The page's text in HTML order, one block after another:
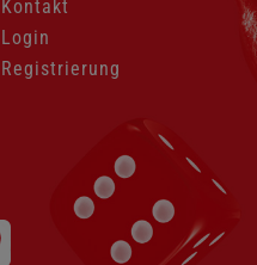
Kontakt
Login
Registrierung